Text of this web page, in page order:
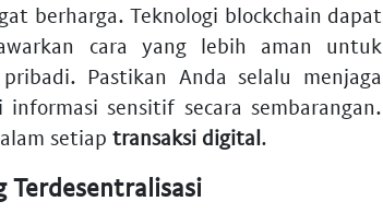
berharga. Teknologi blockchain dapat
cara yang lebih aman untuk
Pastikan Anda selalu menjaga
sensitif secara sembarangan.
setiap transaksi digital.
Terdesentralisasi